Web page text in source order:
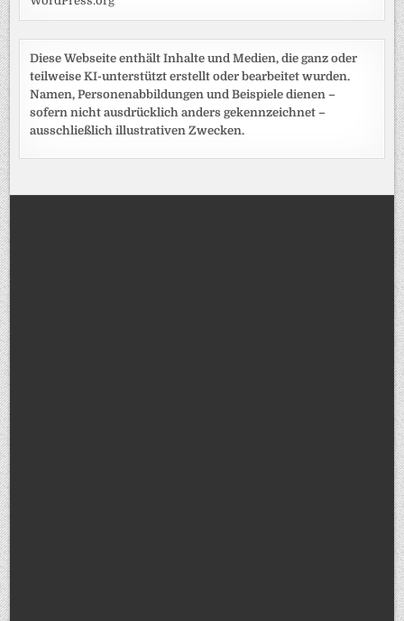
Diese Webseite enthält Inhalte und Medien, die ganz oder
teilweise KI-unterstützt erstellt oder bearbeitet wurden.
Namen, Personenabbildungen und Beispiele dienen –
sofern nicht ausdrücklich anders gekennzeichnet –
ausschließlich illustrativen Zwecken.